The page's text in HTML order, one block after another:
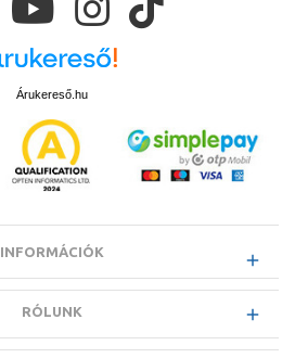
Árukereső.hu
INFORMÁCIÓK
RÓLUNK